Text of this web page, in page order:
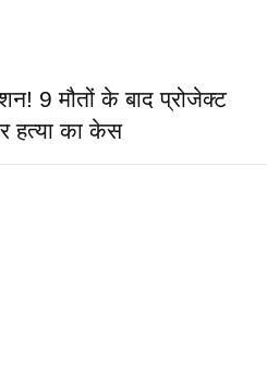
9 मौतों के बाद प्रोजेक्ट
हत्या का केस